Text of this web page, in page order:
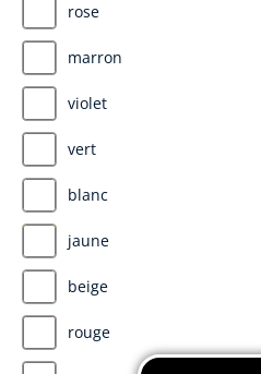
rose
marron
violet
vert
blanc
jaune
beige
rouge